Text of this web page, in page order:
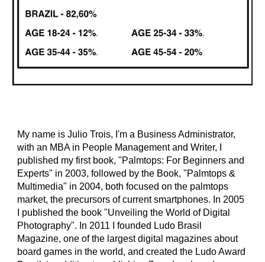
My name is Julio Trois, I'm a Business Administrator,
with an MBA in People Management and Writer, I
published my first book, "Palmtops: For Beginners and
Experts" in 2003, followed by the Book, "Palmtops &
Multimedia" in 2004, both focused on the palmtops
market, the precursors of current smartphones. In 2005
I published the book "Unveiling the World of Digital
Photography". In 2011 I founded Ludo Brasil
Magazine, one of the largest digital magazines about
board games in the world, and created the Ludo Award